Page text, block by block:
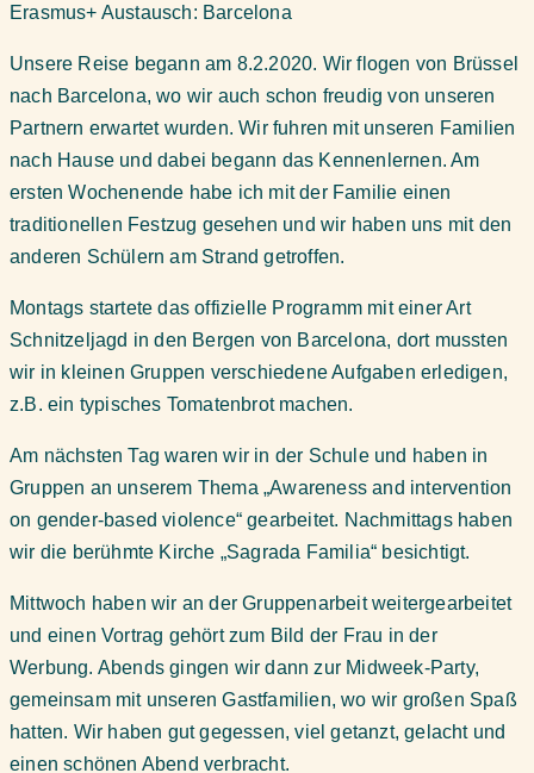
Erasmus+ Austausch: Barcelona
Unsere Reise begann am 8.2.2020. Wir flogen von Brüssel
nach Barcelona, wo wir auch schon freudig von unseren
Partnern erwartet wurden. Wir fuhren mit unseren Familien
nach Hause und dabei begann das Kennenlernen. Am
ersten Wochenende habe ich mit der Familie einen
traditionellen Festzug gesehen und wir haben uns mit den
anderen Schülern am Strand getroffen.
Montags startete das offizielle Programm mit einer Art
Schnitzeljagd in den Bergen von Barcelona, dort mussten
wir in kleinen Gruppen verschiedene Aufgaben erledigen,
z.B. ein typisches Tomatenbrot machen.
Am nächsten Tag waren wir in der Schule und haben in
Gruppen an unserem Thema „Awareness and intervention
on gender-based violence“ gearbeitet. Nachmittags haben
wir die berühmte Kirche „Sagrada Familia“ besichtigt.
Mittwoch haben wir an der Gruppenarbeit weitergearbeitet
und einen Vortrag gehört zum Bild der Frau in der
Werbung. Abends gingen wir dann zur Midweek-Party,
gemeinsam mit unseren Gastfamilien, wo wir großen Spaß
hatten. Wir haben gut gegessen, viel getanzt, gelacht und
einen schönen Abend verbracht.